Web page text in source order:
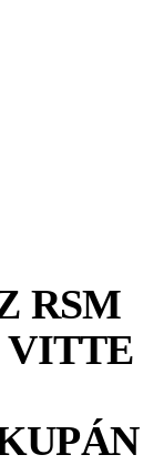
RSM
VITTE